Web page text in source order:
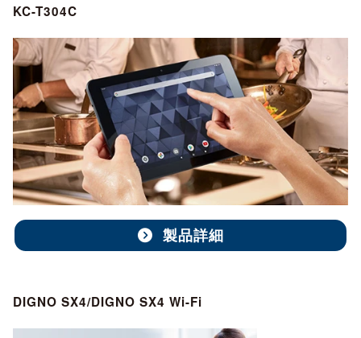
KC-T304C
製品詳細
DIGNO SX4/DIGNO SX4 Wi-Fi